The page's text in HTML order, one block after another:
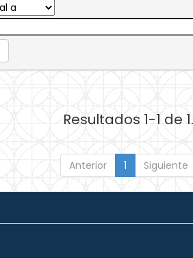
Resultados 1-1 de 1.
Anterior 1 Siguiente